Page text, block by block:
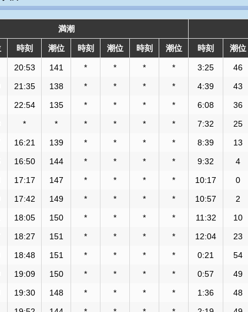
満潮
時刻 潮位 時刻 潮位 時刻 潮位 時刻 潮位
20:53 141 * * * * 3:25 46
21:35 138 * * * * 4:39 43
22:54 135 * * * * 6:08 36
* * * * * * 7:32 25
16:21 139 * * * * 8:39 13
16:50 144 * * * * 9:32 4
17:17 147 * * * * 10:17 0
17:42 149 * * * * 10:57 2
18:05 150 * * * * 11:32 10
18:27 151 * * * * 12:04 23
18:48 151 * * * * 0:21 54
19:09 150 * * * * 0:57 49
19:30 148 * * * * 1:36 48